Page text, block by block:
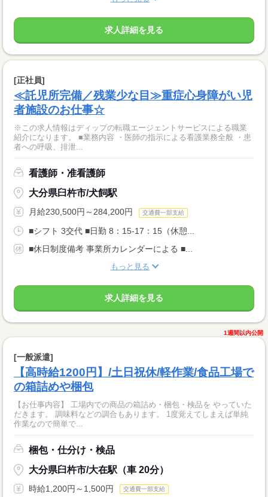
求人詳細を見る
[正社員]
≪託児所完備／残業少な目≫重症心身障がい児
者施設のお仕事☆
※この求人情報はディップの転職エージェントサービスによる職業
紹介になります。 ■業務内容 ・医師の指示による看護業務全般 ・患
者への呼吸、排泄...
看護師・准看護師
大分県臼杵市/犬飼駅
月給230,500円～284,200円 交通費一部支給
■シフト 3交代 ■日勤 8：15-17：15（休憩...
■休日制度備考 事業所カレンダーによる ■...
もっと見る
求人詳細を見る
1週間以内公開
[一般派遣]
【高時給1200円】/土日祝休/軽作業/食品工場で
の箱詰めや梱包
【お仕事内容】 工場内での商品の箱詰め・梱包・検品を やっていた
だきます。 調味料などの調合もあります。 1度覚えてしまえば単純
作業なので簡単で...
梱包・仕分け・検品
大分県臼杵市/大在駅（車 20分）
時給1,200円～1,500円 交通費一部支給